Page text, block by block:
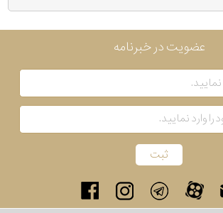
عضویت در خبرنامه